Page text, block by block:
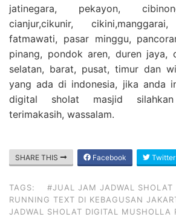
jatinegara, pekayon,
cianjur,cikunir,
fatmawati, pasar minggu,
pinang, pondok aren, duren jaya,
selatan, barat, pusat, timur dan
yang ada di indonesia, jika anda
digital sholat masjid
terimakasih, wassalam.
SHARE THIS Facebook Twitter
TAGS:
#JUAL JAM JADWAL SHOLAT
RUNNING TEXT DI KEBAGUSAN
JADWAL SHOLAT DIGITAL MUSHOLLA